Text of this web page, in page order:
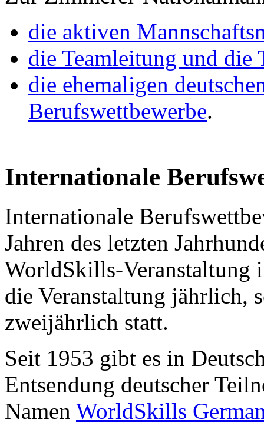
die aktiven
die Teamleitung und die
die ehemaligen
Berufswettbewerbe.
Internationale
Internationale
Jahren des letzten
WorldSkills-
die Veranstaltung jährlich,
zweijährlich statt.
Seit 1953 gibt es in
Entsendung deutscher
Namen WorldSkills